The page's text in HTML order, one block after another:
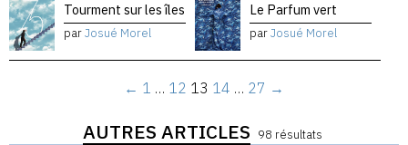
Tourment sur les îles
parJosué Morel
Le Parfum vert
parJosué Morel
← 1 … 12 13 14 … 27 →
AUTRES ARTICLES 98 résultats